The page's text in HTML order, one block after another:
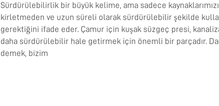
Sürdürülebilirlik bir büyük kelime, ama sadece
kirletmeden ve uzun süreli olarak sürdürülebilir şekilde
gerektiğini ifade eder. Çamur için kuşak süzgeç presi,
daha sürdürülebilir hale getirmek için önemli bir parçadır.
demek, bizim